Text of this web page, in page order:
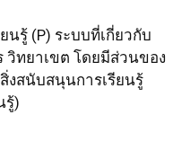
รู้ (P) ระบบที่เกี่ยวกับ
วิทยาเขต โดยมีส่วนของ
งสนับสนุนการเรียนรู้
รู้)